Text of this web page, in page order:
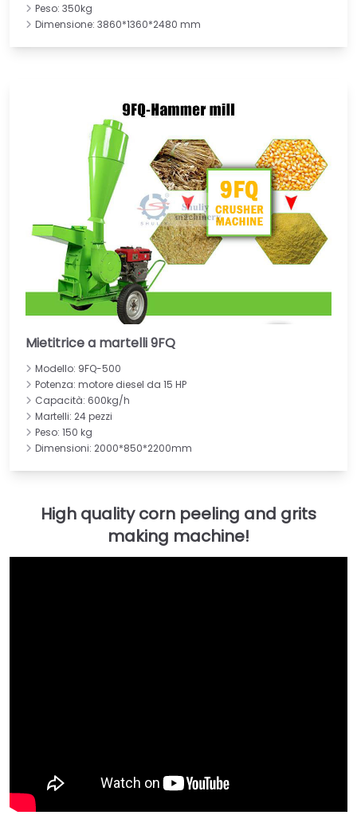
Peso: 350kg
Dimensione: 3860*1360*2480 mm
Mietitrice a martelli 9FQ
Modello: 9FQ-500
Potenza: motore diesel da 15 HP
Capacità: 600kg/h
Martelli: 24 pezzi
Peso: 150 kg
Dimensioni: 2000*850*2200mm